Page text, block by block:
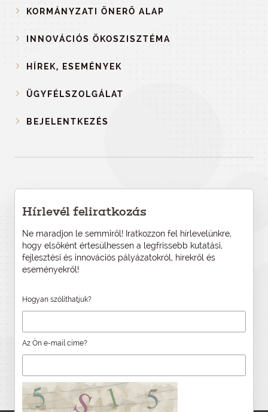
KORMÁNYZATI ÖNERŐ ALAP
INNOVÁCIÓS ÖKOSZISZTÉMA
HÍREK, ESEMÉNYEK
ÜGYFÉLSZOLGÁLAT
BEJELENTKEZÉS
Hírlevél feliratkozás
Ne maradjon le semmiről! Iratkozzon fel hírlevelünkre,
hogy elsőként értesülhessen a legfrissebb kutatási,
fejlesztési és innovációs pályázatokról, hírekről és
eseményekről!
Hogyan szólíthatjuk?
Az Ön e-mail címe?